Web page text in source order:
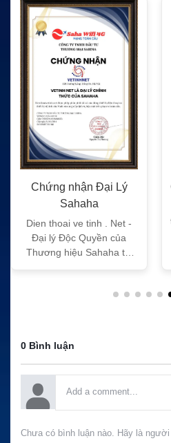
Chứng nhận Đại Lý
Sahaha
Dien thoai ve tinh . Net -
Đại lý Độc Quyền của
Thương hiệu Sahaha tại
0 Bình luận
Chưa có bình luận nào. Hãy là người